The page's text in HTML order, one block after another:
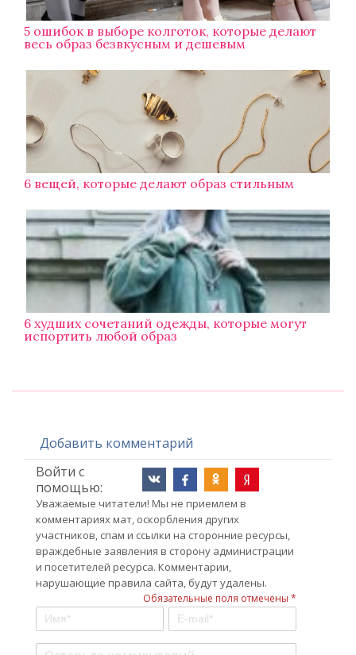
5 ошибок в выборе колготок, которые делают
весь образ безвкусным и дешевым
6 вещей, которые делают образ стильным
6 худших сочетаний одежды, которые могут
испортить любой образ
Добавить комментарий
Войти с
помощью:
Уважаемые читатели! Мы не приемлем в
комментариях мат, оскорбления других
участников, спам и ссылки на сторонние ресурсы,
враждебные заявления в сторону администрации
и посетителей ресурса. Комментарии,
нарушающие правила сайта, будут удалены.
Обязательные поля отмечены *